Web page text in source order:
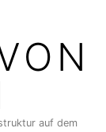
auf dem